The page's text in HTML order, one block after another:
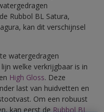
Rubbol BL Satura,
kan dit verschijnsel
watergedragen
welke verkrijgbaar is in
en High Gloss. Deze
last van huidvetten en
Om een robuust
kan eerst deRubbol BL